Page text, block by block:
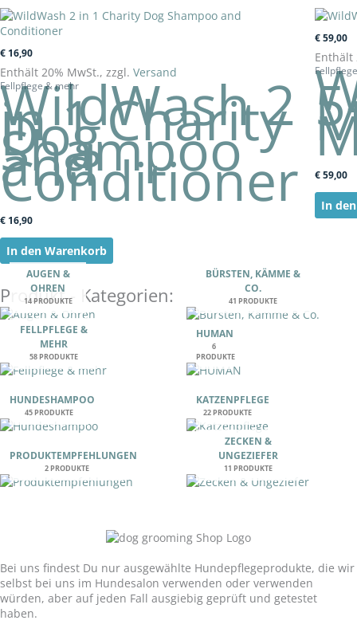
€ 16,90
Enthält 20% MwSt., zzgl. Versand
Fellpflege & mehr
WildWash 2
in 1 Charity
Dog
Shampoo
and
Conditioner
€ 16,90
In den Warenkorb
€59,00
Enthält
€59,00
In
Produkt - Kategorien:
AUGEN &
OHREN
14 PRODUKTE
BÜRSTEN, KÄMME &
CO.
41 PRODUKTE
FELLPFLEGE &
MEHR
58 PRODUKTE
HUMAN
6
PRODUKTE
HUNDESHAMPOO
45 PRODUKTE
KATZENPFLEGE
22 PRODUKTE
PRODUKTEMPFEHLUNGEN
2 PRODUKTE
ZECKEN &
UNGEZIEFER
11 PRODUKTE
Bei uns findest Du nur ausgewählte Hundepflegeprodukte, die wir
selbst bei uns im Hundesalon verwenden oder verwenden
würden, aber auf jeden Fall ausgiebig geprüft und getestet
haben.